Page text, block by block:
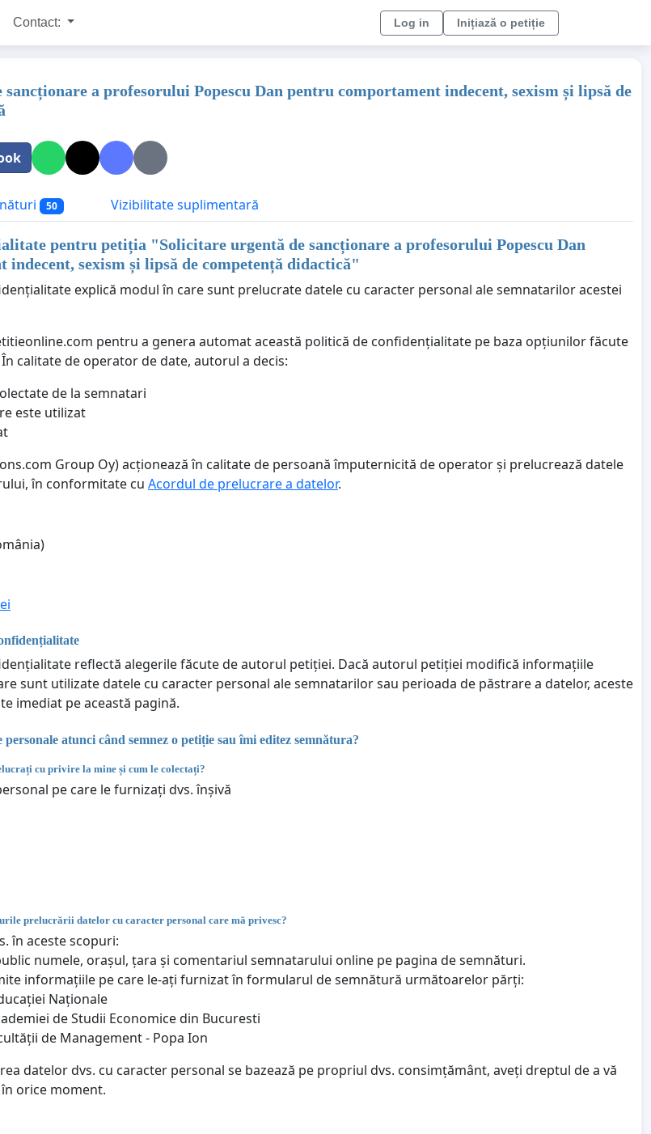
Contact: Log in Inițiază o petiție
a profesorului Popescu Dan pentru comportament indecent, sexism și lipsă de
50 Vizibilitate suplimentară
pentru petiția "Solicitare urgentă de sancționare a profesorului Popescu Dan
indecent, sexism și lipsă de competență didactică"
explică modul în care sunt prelucrate datele cu caracter personal ale semnatarilor acestei
pentru a genera automat această politică de confidențialitate pe baza opțiunilor făcute
calitate de operator de date, autorul a decis:
de la semnatari
este utilizat
Group Oy) acționează în calitate de persoană împuternicită de operator și prelucrează datele
în conformitate cu Acordul de prelucrare a datelor.
reflectă alegerile făcute de autorul petiției. Dacă autorul petiției modifică informațiile
sunt utilizate datele cu caracter personal ale semnatarilor sau perioada de păstrare a datelor, aceste
imediat pe această pagină.
atunci când semnez o petiție sau îmi editez semnătura?
cu privire la mine și cum le colectați?
pe care le furnizați dvs. înșivă
prelucrării datelor cu caracter personal care mă privesc?
în aceste scopuri:
numele, orașul, țara și comentariul semnatarului online pe pagina de semnături.
informațiile pe care le-ați furnizat în formularul de semnătură următoarelor părți:
Naționale
de Studii Economice din Bucuresti
de Management - Popa Ion
datelor dvs. cu caracter personal se bazează pe propriul dvs. consimțământ, aveți dreptul de a vă
orice moment.